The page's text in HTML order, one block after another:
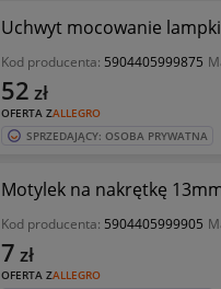
Uchwyt mocowanie lampki
Kod producenta: 5904405999875
OFERTA ZALLEGRO
52 zł
SPRZEDAJĄCY: OSOBA PRYWATNA
Motylek na nakrętkę
Kod producenta: 5904405999905
OFERTA ZALLEGRO
7 zł